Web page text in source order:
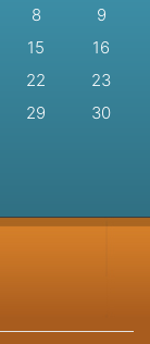
8
9
15
16
22
23
29
30